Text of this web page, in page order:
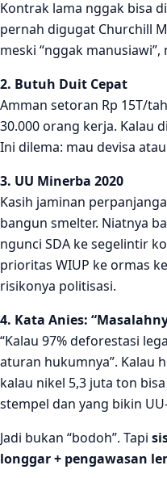
Kontrak lama nggak bisa
pernah digugat Churchill
meski “nggak
2. Butuh Duit Cepat
Amman setoran Rp 15T/
30.000 orang kerja. Kalau
Ini dilema: mau devisa
3. UU Minerba 2020
Kasih jaminan
bangun smelter. Niatnya
ngunci SDA ke segelintir
prioritas WIUP ke ormas
risikonya politisasi.
4. Kata Anies:
“Kalau 97% deforestasi
aturan hukumnya”. Kalau
kalau nikel 5,3 juta ton
stempel dan yang bikin
Jadi bukan “bodoh”. Tapi
longgar + pengawasan